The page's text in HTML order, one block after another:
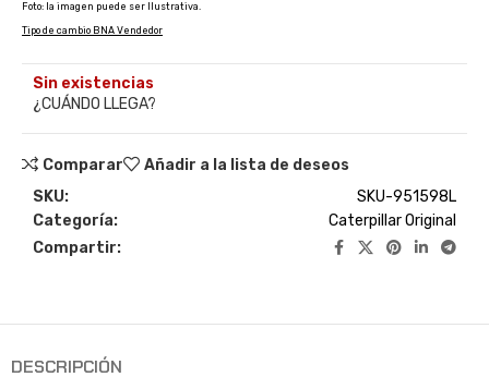
Foto: la imagen puede ser Ilustrativa.
Tipo de cambio BNA Vendedor
Sin existencias
¿CUÁNDO LLEGA?
Comparar
Añadir a la lista de deseos
SKU:
SKU-951598L
Categoría:
Caterpillar Original
Compartir:
DESCRIPCIÓN